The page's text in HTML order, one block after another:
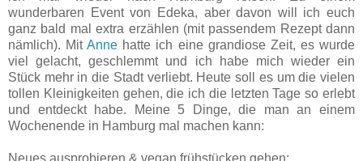
wunderbaren Event von Edeka, aber davon will ich euch
ganz bald mal extra erzählen (mit passendem Rezept dann
nämlich). MitAnne hatte ich eine grandiose Zeit, es wurde
viel gelacht, geschlemmt und ich habe mich wieder ein
Stück mehr in die Stadt verliebt. Heute soll es um die vielen
tollen Kleinigkeiten gehen, die ich die letzten Tage so erlebt
und entdeckt habe. Meine 5 Dinge, die man an einem
Wochenende in Hamburg mal machen kann:
Neues ausprobieren & vegan frühstücken gehen: